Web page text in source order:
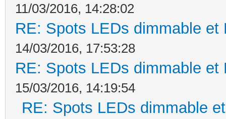
11/03/2016, 14:28:02
RE: Spots LEDs dimmable
14/03/2016, 17:53:28
RE: Spots LEDs dimmable
15/03/2016, 14:19:54
RE: Spots LEDs dimmable